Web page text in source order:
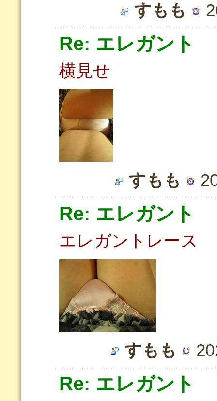
すもも
Re: エレガント
横見せ
すもも
Re: エレガント
エレガントレース
すもも
Re: エレガント